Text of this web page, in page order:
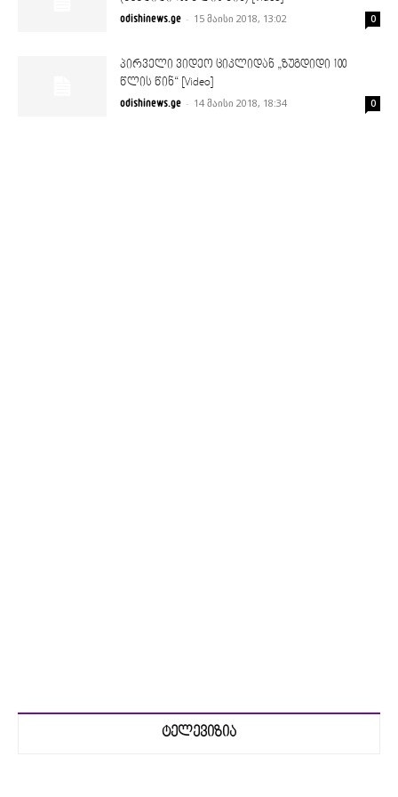
odishinews.ge - 15 მაისი 2018, 13:02 0
პირველი ვიდეო ციკლიდან „ზუგდიდი 100
წლის წინ“ [Video]
odishinews.ge - 14 მაისი 2018, 18:34 0
ტელევიზია